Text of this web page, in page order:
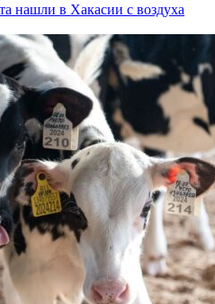
нашли в Хакасии с воздуха